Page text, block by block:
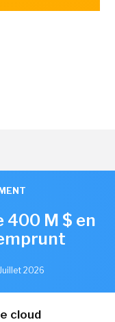
400 M $ en
2026
cloud